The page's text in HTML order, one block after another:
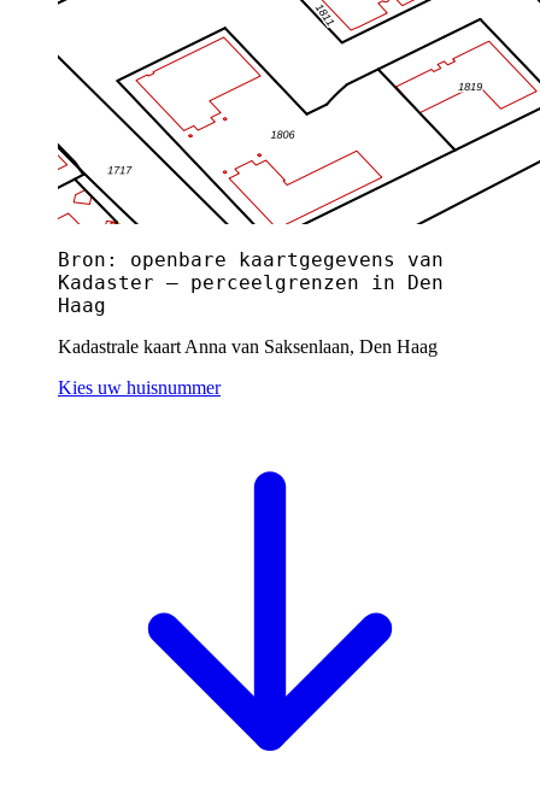
Bron: openbare kaartgegevens van
Kadaster — perceelgrenzen in Den
Haag
Kadastrale kaart Anna van Saksenlaan, Den Haag
Kies uw huisnummer